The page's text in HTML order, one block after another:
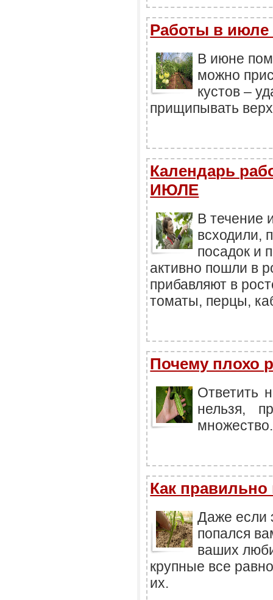
Работы в июле
В июне
можно
кустов –
прищипывать
Календарь
ИЮЛЕ
В течение
всходили,
посадок и
активно пошли в
прибавляют в
томаты, перцы,
Почему плохо
Ответить
нельзя,
Как
Даже если
попался
ваших
крупные все
их.